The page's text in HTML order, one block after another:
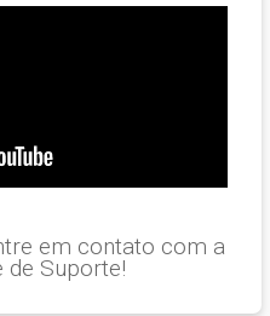
em contato com a
de Suporte!